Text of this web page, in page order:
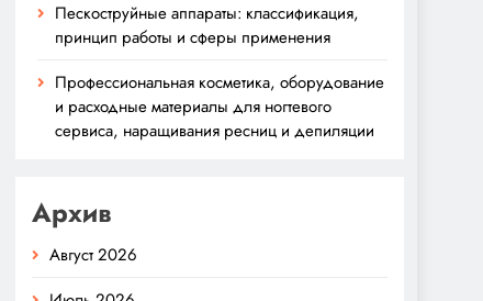
Пескоструйные аппараты: классификация,
принцип работы и сферы применения
Профессиональная косметика, оборудование
и расходные материалы для ногтевого
сервиса, наращивания ресниц и депиляции
Архив
Август 2026